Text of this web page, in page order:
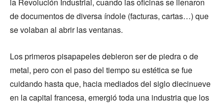
de documentos de diversa índole (facturas, cartas…) que
se volaban al abrir las ventanas.
Los primeros pisapapeles debieron ser de piedra o de
metal, pero con el paso del tiempo su estética se fue
cuidando hasta que, hacia mediados del siglo diecinueve
en la capital francesa, emergió toda una industria que los